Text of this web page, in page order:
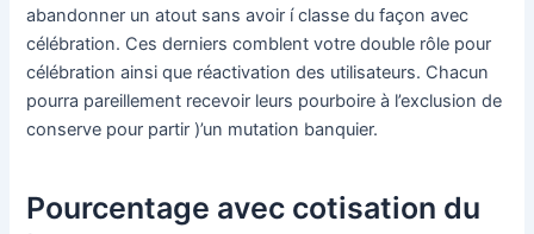
abandonner un atout sans avoir í classe du façon avec
célébration. Ces derniers comblent votre double rôle pour
célébration ainsi que réactivation des utilisateurs. Chacun
pourra pareillement recevoir leurs pourboire à l’exclusion de
conserve pour partir )’un mutation banquier.
Pourcentage avec cotisation du